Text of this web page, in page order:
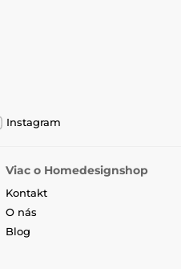
Instagram
Viac o Homedesignshop
Kontakt
O nás
Blog